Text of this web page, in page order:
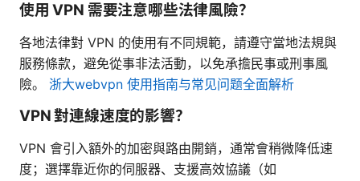
使用 VPN 需要注意哪些法律風險？
各地法律對 VPN 的使用有不同規範，請遵守當地法規與
服務條款，避免從事非法活動，以免承擔民事或刑事風
險。 浙大webvpn 使用指南与常见问题全面解析
VPN 對連線速度的影響？
VPN 會引入額外的加密與路由開銷，通常會稍微降低速
度；選擇靠近你的伺服器、支援高效協議（如